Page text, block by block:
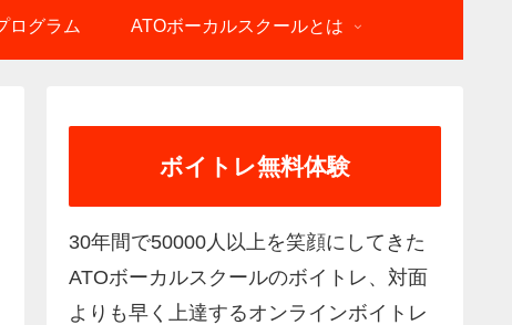
ログラム ATOボーカルスクールとは
ボイトレ無料体験
30年間で50000人以上を笑顔にしてきた
ATOボーカルスクールのボイトレ、対面
よりも早く上達するオンラインボイトレ